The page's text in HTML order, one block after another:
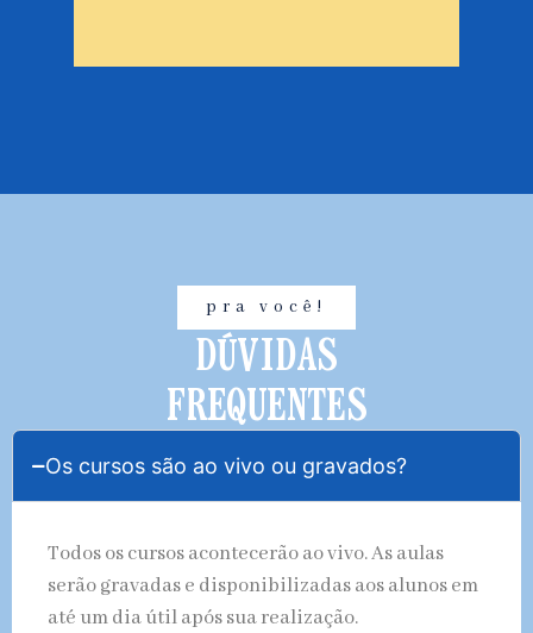
pra você!
DÚVIDAS
FREQUENTES
Os cursos são ao vivo ou gravados?
Todos os cursos acontecerão ao vivo. As aulas
serão gravadas e disponibilizadas aos alunos em
até um dia útil após sua realização.